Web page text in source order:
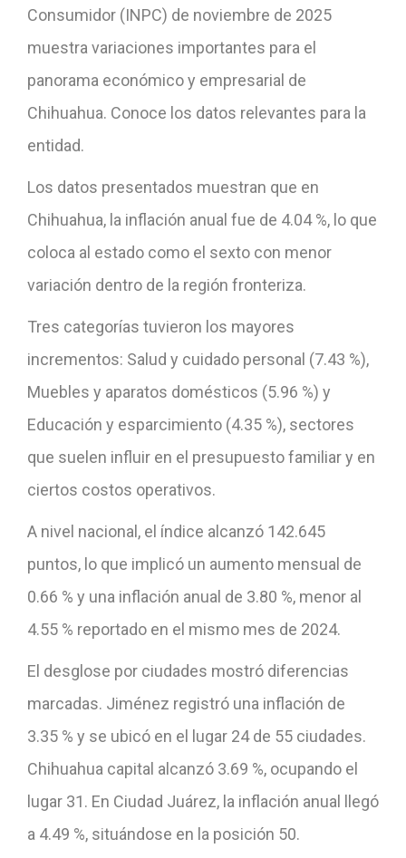
Consumidor (INPC) de noviembre de 2025
muestra variaciones importantes para el
panorama económico y empresarial de
Chihuahua. Conoce los datos relevantes para la
entidad.
Los datos presentados muestran que en
Chihuahua, la inflación anual fue de 4.04 %, lo que
coloca al estado como el sexto con menor
variación dentro de la región fronteriza.
Tres categorías tuvieron los mayores
incrementos: Salud y cuidado personal (7.43 %),
Muebles y aparatos domésticos (5.96 %) y
Educación y esparcimiento (4.35 %), sectores
que suelen influir en el presupuesto familiar y en
ciertos costos operativos.
A nivel nacional, el índice alcanzó 142.645
puntos, lo que implicó un aumento mensual de
0.66 % y una inflación anual de 3.80 %, menor al
4.55 % reportado en el mismo mes de 2024.
El desglose por ciudades mostró diferencias
marcadas. Jiménez registró una inflación de
3.35 % y se ubicó en el lugar 24 de 55 ciudades.
Chihuahua capital alcanzó 3.69 %, ocupando el
lugar 31. En Ciudad Juárez, la inflación anual llegó
a 4.49 %, situándose en la posición 50.